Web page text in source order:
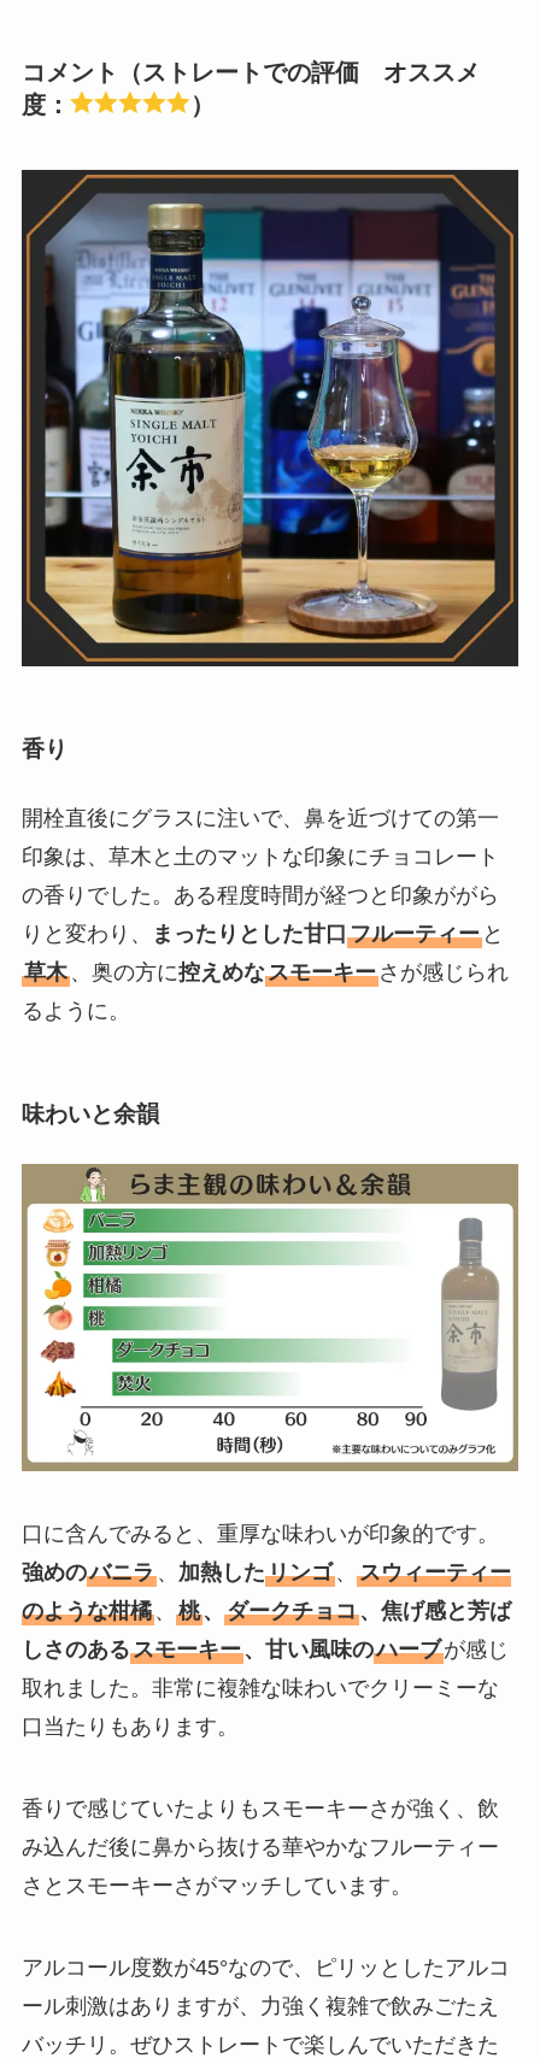
コメント（ストレートでの評価 オススメ
度：
）
香り
開栓直後にグラスに注いで、鼻を近づけての第一
印象は、草木と土のマットな印象にチョコレート
の香りでした。ある程度時間が経つと印象ががら
りと変わり、
まったりとした甘口 フルーティーと
草木、奥の方に控えめなスモーキーさが感じられ
るように。
味わいと余韻
口に含んでみると、重厚な味わいが印象的です。
強めのバニラ、 加熱したリンゴ、 スウィーティー
のような柑橘、 桃、 ダークチョコ、焦げ感と芳ば
しさのあるスモーキー、甘い風味のハーブが感じ
取れました。非常に複雑な味わいでクリーミーな
口当たりもあります。
香りで感じていたよりもスモーキーさが強く、飲
み込んだ後に鼻から抜ける華やかなフルーティー
さとスモーキーさがマッチしています。
アルコール度数が45°なので、ピリッとしたアルコ
ール刺激はありますが、力強く複雑で飲みごたえ
バッチリ。ぜひストレートで楽しんでいただきた